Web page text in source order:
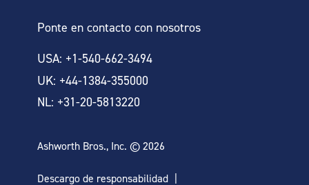
Ponte en contacto con nosotros
USA: +1-540-662-3494
UK: +44-1384-355000
NL: +31-20-5813220
Ashworth Bros., Inc. © 2026
Descargo de responsabilidad